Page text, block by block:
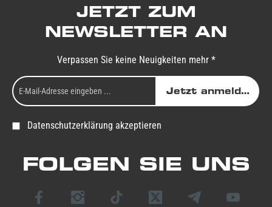
JETZT ZUM
NEWSLETTER AN
Verpassen Sie keine Neuigkeiten mehr *
Jetzt anmelden
Datenschutzerklärung akzeptieren
FOLGEN SIE UNS